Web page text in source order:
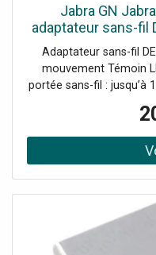
Jabra GN
adaptateur sans-fil
vos
Adaptateur sans-fil
mouvement Témoin
portée sans-fil : jusqu’à
torsions Appairage
bouton UC:
Communications